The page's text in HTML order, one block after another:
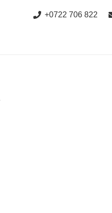
+0722 706 822